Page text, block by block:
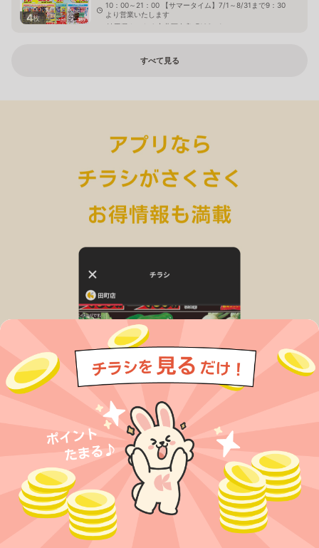
4枚
10：00～21：00 【サマータイム】7/1～8/31まで9：30
より営業いたします
埼玉県さいたま市北区奈良町106－1
すべて見る